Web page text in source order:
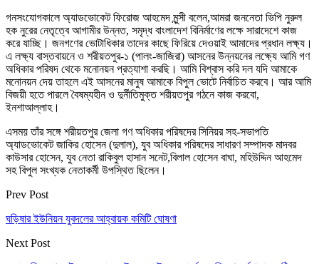
গনসংযোগকালে অ্যাডভোকেট ফিরোজ আহমেদ মুন্সী বলেন,আমরা জননেতা ভিপি নুরুল
হক নুরের নেতৃত্বে আগামীর উন্নত, সমৃদ্ধ বাংলাদেশ বিনির্মাণের লক্ষে সারাদেশে কাজ
করে যাচ্ছি। জনগণের ভোটাধিকার তাদের কাছে ফিরিয়ে দেওয়াই আমাদের প্রধান লক্ষ্য।
এ লক্ষ্য বাস্তবায়নে ও শরীয়তপুর-১ (পালং-জাজিরা) আসনের উন্নয়নের লক্ষ্যে আমি গণ
অধিকার পরিষদ থেকে মনোনয়ন প্রত্যাশা করছি। আমি বিশ্বাস করি দল যদি আমাকে
মনোনয়ন দেয় তাহলে এই আসনের মানুষ আমাকে বিপুল ভোটে নির্বাচিত করবে। আর আমি
বিজয়ী হতে পারলে বৈষম্যহীন ও দুর্নীতিমুক্ত শরীয়তপুর গঠনে কাজ করবো,
ইনশাআল্লাহ।
এসময় তাঁর সঙ্গে শরীয়তপুর জেলা গণ অধিকার পরিষদের সিনিয়র সহ-সভাপতি
অ্যাডভোকেট জাকির হোসেন (দুলাল), যুব অধিকার পরিষদের সাধারণ সম্পাদক মাদবর
কাউসার হোসেন, যুব নেতা রাকিবুল হাসান সনেট,বিলাল হোসেন বাঘা, মহিউদ্দিন আহমেদ
সহ বিপুল সংখ্যক নেতাকর্মী উপস্থিত ছিলেন।
Prev Post
ঘড়িষার ইউনিয়ন যুবদলের আহ্বায়ক কমিটি ঘোষণা
Next Post